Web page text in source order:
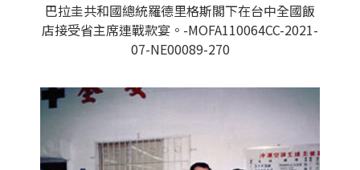
巴拉圭共和國總統羅德里格斯閣下在台中全國飯
店接受省主席連戰款宴。-MOFA110064CC-2021-
07-NE00089-270